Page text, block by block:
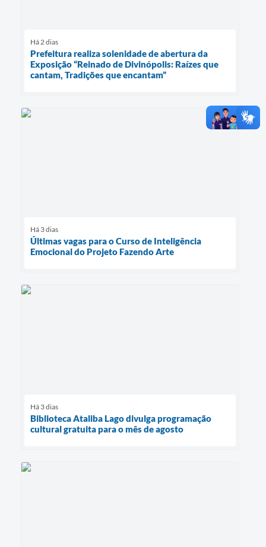
Há 2 dias
Prefeitura realiza solenidade de abertura da
Exposição “Reinado de Divinópolis: Raízes que
cantam, Tradições que encantam”
Há 3 dias
Últimas vagas para o Curso de Inteligência
Emocional do Projeto Fazendo Arte
Há 3 dias
Biblioteca Ataliba Lago divulga programação
cultural gratuita para o mês de agosto